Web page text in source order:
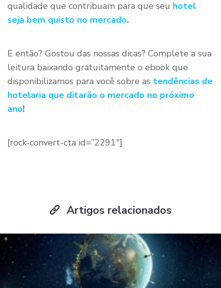
qualidade que contribuam para que seu hotel
seja bem quisto no mercado.
E então? Gostou das nossas dicas? Complete a sua
leitura baixando gratuitamente o ebook que
disponibilizamos para você sobre as tendências de
hotelaria que ditarão o mercado no próximo
ano!
[rock-convert-cta id=”2291″]
Artigos relacionados